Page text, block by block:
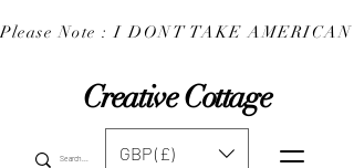
Creative Cottage
Please Note : I DONT TAKE
GBP (£)